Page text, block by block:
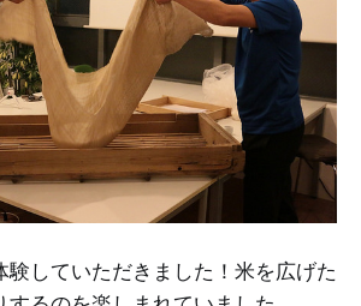
験していただきました！米を広げた